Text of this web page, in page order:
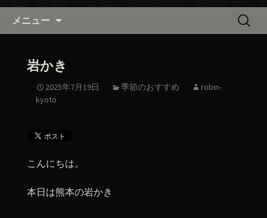
メニュー
検
岩かき
2025年7月19日 季節のおすすめ
robin-
kyoto
こんにちは。
本日は熊本の岩かき